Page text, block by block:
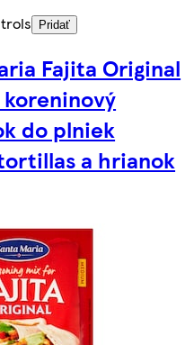
Pridať
Fajita Original
do plniek
a hrianok